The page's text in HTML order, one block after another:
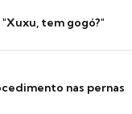
tem gogó?"
nas pernas